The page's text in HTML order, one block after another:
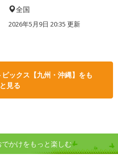
全国
2026年5月9日 20:35 更新
ックス【九州・沖縄】をも
見る
かけをもっと楽しむ